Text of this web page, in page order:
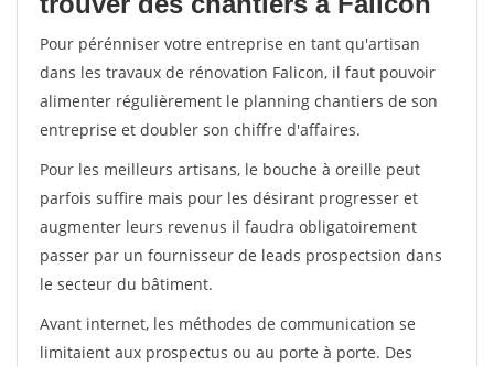
Pour pérénniser votre entreprise en tant qu'artisan
dans les travaux de rénovation Falicon, il faut pouvoir
alimenter régulièrement le planning chantiers de son
entreprise et doubler son chiffre d'affaires.
Pour les meilleurs artisans, le bouche à oreille peut
parfois suffire mais pour les désirant progresser et
augmenter leurs revenus il faudra obligatoirement
passer par un fournisseur de leads prospectsion dans
le secteur du bâtiment.
Avant internet, les méthodes de communication se
limitaient aux prospectus ou au porte à porte. Des